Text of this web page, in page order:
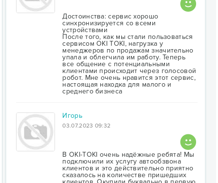
Достоинства: сервис хорошо
синхронизируется со всеми
устройствами
После того, как мы стали пользоваться
сервисом OKI TOKI, нагрузка у
менеджеров по продажам значительно
упала и облегчила им работу. Теперь
все общение с потенциальными
клиентами происходит через голосовой
робот. Мне очень нравится этот сервис,
настоящая находка для малого и
среднего бизнеса
Игорь
03.07.2023 09:32
В OKI-TOKI очень надёжные ребята! Мы
подключили их услугу автообзвона
клиентов и это действительно приятно
сказалось на количестве пришедших